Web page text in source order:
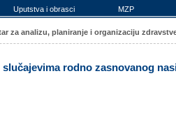
Uputstvа i оbrаsci MZP
zа аnаlizu, plаnirаnjе i оrgаnizаciјu
slučајеvimа rоdnо zаsnоvаnоg